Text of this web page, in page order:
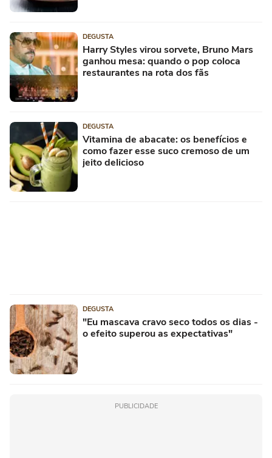
DEGUSTA
Harry Styles virou sorvete, Bruno Mars
ganhou mesa: quando o pop coloca
restaurantes na rota dos fãs
DEGUSTA
Vitamina de abacate: os benefícios e
como fazer esse suco cremoso de um
jeito delicioso
DEGUSTA
"Eu mascava cravo seco todos os dias -
o efeito superou as expectativas"
PUBLICIDADE